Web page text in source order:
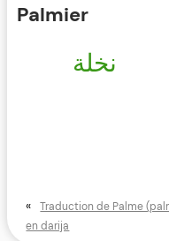
Palmier
نخلة
«
Traduction de Palme
en darija